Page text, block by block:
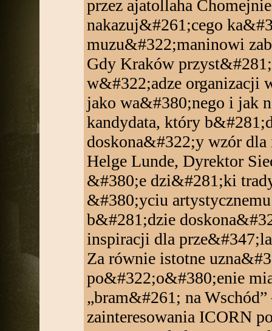
przez ajatollaha
nakazuj&#261;cego
muzu&#322;maninowi
Gdy Kraków
w&#322;adze organizacji
jako wa&#380;nego i jak
kandydata, który
doskona&#322;y wzór
Helge Lunde, Dyrektor
&#380;e dzi&#281;ki
&#380;yciu
b&#281;dzie
inspiracji dla
Za równie istotne
po&#322;o&#380;enie
„bram&#261; na
zainteresowania ICORN